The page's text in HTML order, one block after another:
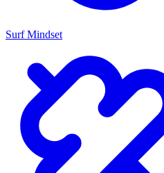
Surf Mindset